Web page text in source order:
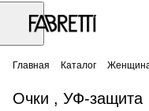
Главная Каталог
Очки , УФ-защита